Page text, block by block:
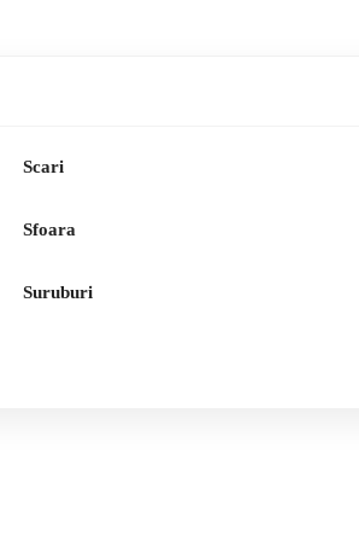
Scari
Sfoara
Suruburi